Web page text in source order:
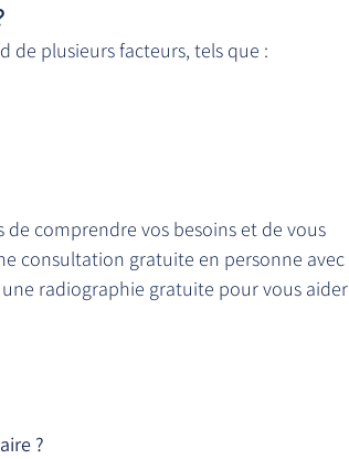
de plusieurs facteurs, tels que :
comprendre vos besoins et de vous
consultation gratuite en personne avec
radiographie gratuite pour vous aider
?